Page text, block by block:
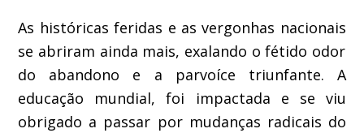
As históricas feridas e asvergonhas nacionais
se abriram ainda mais, exalando o fétido odor
do abandono e a parvoíce triunfante. A
educação mundial,foi impactada e se viu
obrigado a passar por mudanças radicais do